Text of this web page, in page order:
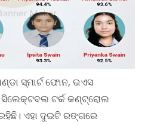
ସ୍ମାର୍ଟ ଫୋନ, ଭଏସ
ଟର୍କ କଣ୍ଟ୍ରୋଲ
ଏହା ଦୁଇଟି ରଙ୍ଗରେ